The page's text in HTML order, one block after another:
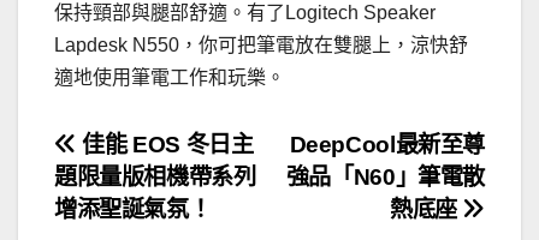
保持頸部與腿部舒適。有了Logitech Speaker
Lapdesk N550，你可把筆電放在雙腿上，涼快舒
適地使用筆電工作和玩樂。
文
章
DeepCool最新至尊
強品「N60」筆電散
熱底座
佳能 EOS 冬日主
題限量版相機帶系列
增添聖誕氣氛！